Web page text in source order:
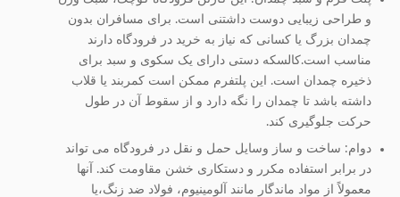
و طراحی زیبایی دوست داشتنی است. برای مسافران بدون
چمدان بزرگ یا کسانی که نیاز به خرید در فرودگاه دارند
مناسب است.کالسکه دستی دارای یک سکوی و سبد برای
ذخیره چمدان است. این پلتفرم ممکن است کمربند یا قلاب
داشته باشد تا چمدان را نگه دارد و از سقوط آن در طول
حرکت جلوگیری کند.
دوام: ساخت و ساز وسایل حمل و نقل در فرودگاه می تواند
در برابر استفاده مکرر و دستکاری خشن مقاومت کند. آنها
معمولاً از مواد ماندگار مانند آلومینیوم، فولاد ضد زنگ،یا